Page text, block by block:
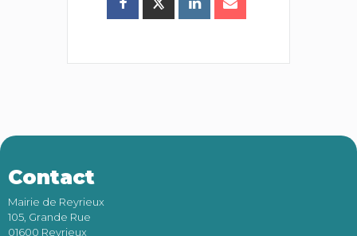
Contact
Mairie de Reyrieux
105, Grande Rue
01600 Reyrieux